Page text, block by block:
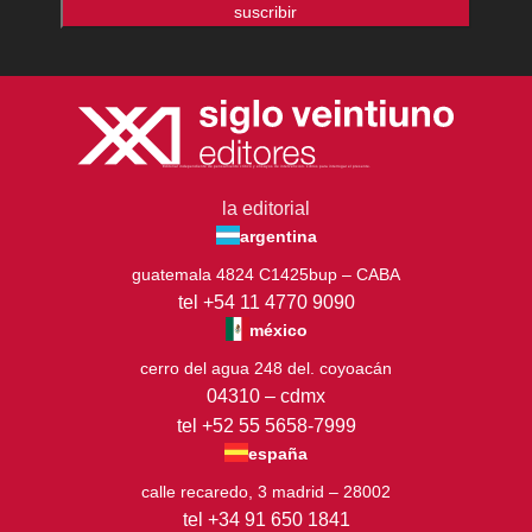
suscribir
Editorial independiente de pensamiento crítico y ensayos de intervención. Libros para interrogar el presente.
la editorial
argentina
guatemala 4824 C1425bup – CABA
tel +54 11 4770 9090
méxico
cerro del agua 248 del. coyoacán
04310 – cdmx
tel +52 55 5658-7999
españa
calle recaredo, 3 madrid – 28002
tel +34 91 650 1841